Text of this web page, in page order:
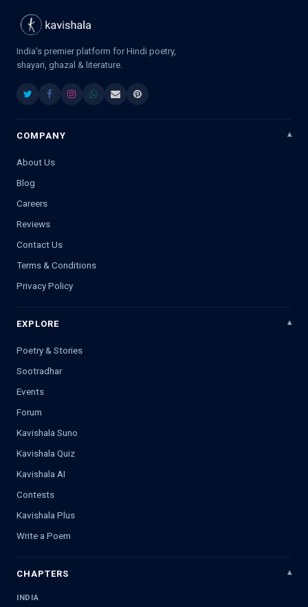
India's premier platform for Hindi poetry,
shayari, ghazal & literature.
COMPANY
About Us
Blog
Careers
Reviews
Contact Us
Terms & Conditions
Privacy Policy
EXPLORE
Poetry & Stories
Sootradhar
Events
Forum
Kavishala Suno
Kavishala Quiz
Kavishala AI
Contests
Kavishala Plus
Write a Poem
CHAPTERS
INDIA